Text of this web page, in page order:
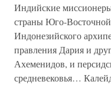
Индийские
страны Юго-
Индонезийского
правления Дария и
Ахеменидов, и
средневековья…